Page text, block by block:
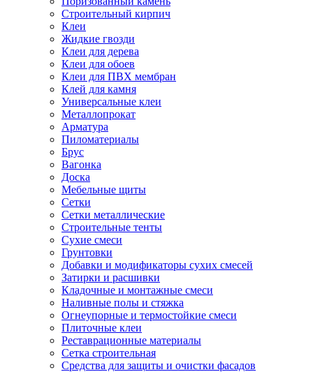
Строительный кирпич
Клеи
Жидкие гвозди
Клеи для дерева
Клеи для обоев
Клеи для ПВХ мембран
Клей для камня
Универсальные клеи
Металлопрокат
Арматура
Пиломатериалы
Брус
Вагонка
Доска
Мебельные щиты
Сетки
Сетки металлические
Строительные тенты
Сухие смеси
Грунтовки
Добавки и модификаторы сухих смесей
Затирки и расшивки
Кладочные и монтажные смеси
Наливные полы и стяжка
Огнеупорные и термостойкие смеси
Плиточные клеи
Реставрационные материалы
Сетка строительная
Средства для защиты и очистки фасадов